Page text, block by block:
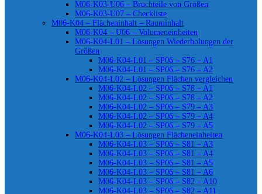
M06-K03-U06 – Bruchteile von Größen
M06-K03-U07 – Checkliste
M06-K04 – Flächeninhalt – Rauminhalt
M06-K04 – U06 – Volumeneinheiten
M06-K04-L01 – Lösungen Wiederholungen der
Größen
M06-K04-L01 – SP06 – S76 – A1
M06-K04-L01 – SP06 – S76 – A2
M06-K04-L02 – Lösungen Flächen vergleichen
M06-K04-L02 – SP06 – S78 – A1
M06-K04-L02 – SP06 – S78 – A2
M06-K04-L02 – SP06 – S79 – A3
M06-K04-L02 – SP06 – S79 – A4
M06-K04-L02 – SP06 – S79 – A5
M06-K04-L03 – Lösungen Flächeneinheiten
M06-K04-L03 – SP06 – S81 – A3
M06-K04-L03 – SP06 – S81 – A4
M06-K04-L03 – SP06 – S81 – A5
M06-K04-L03 – SP06 – S81 – A6
M06-K04-L03 – SP06 – S82 – A10
M06-K04-L03 – SP06 – S82 – A11